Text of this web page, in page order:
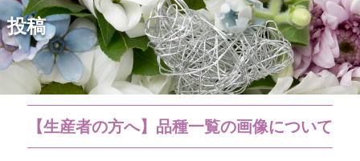
投稿
【生産者の方へ】品種一覧の画像について